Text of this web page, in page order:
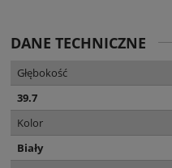
DANE TECHNICZNE
Głębokość
39.7
Kolor
Biały